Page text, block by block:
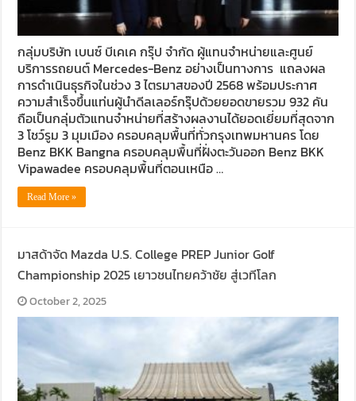
กลุ่มบริษัท เบนซ์ บีเคเค กรุ๊ป จำกัด ผู้แทนจำหน่ายและศูนย์
บริการรถยนต์ Mercedes-Benz อย่างเป็นทางการ แถลงผล
การดำเนินธุรกิจในช่วง 3 ไตรมาสของปี 2568 พร้อมประกาศ
ความสำเร็จขึ้นแท่นผู้นำดีลเลอร์กรุ๊ปด้วยยอดขายรวม 932 คัน
ถือเป็นกลุ่มตัวแทนจำหน่ายที่สร้างผลงานได้ยอดเยี่ยมที่สุดจาก
3 โชว์รูม 3 มุมเมือง ครอบคลุมพื้นที่ทั่วกรุงเทพมหานคร โดย
Benz BKK Bangna ครอบคลุมพื้นที่ฝั่งตะวันออก Benz BKK
Vipawadee ครอบคลุมพื้นที่ตอนเหนือ …
Read More »
มาสด้าจัด Mazda U.S. College PREP Junior Golf
Championship 2025 เยาวชนไทยคว้าชัย สู่เวทีโลก
October 2, 2025